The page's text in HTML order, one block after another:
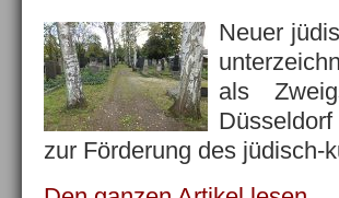
Neuer
als
zur Förderung des